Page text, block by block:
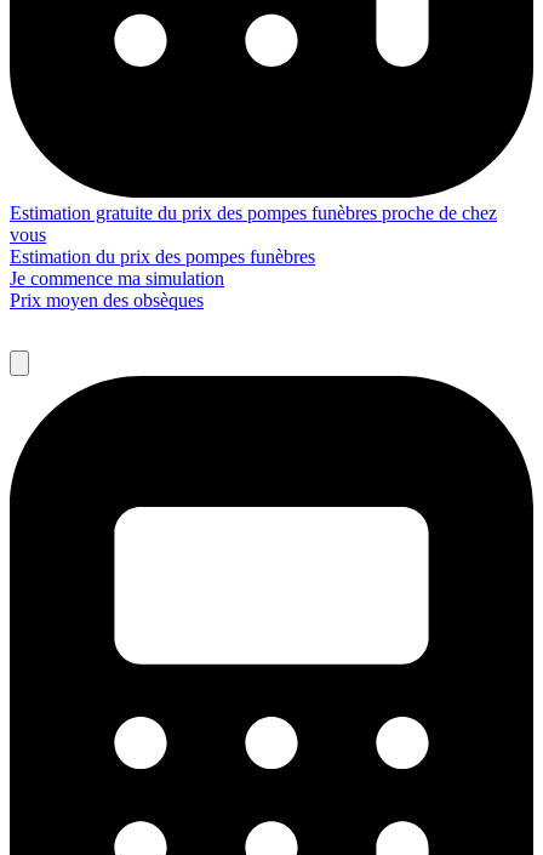
Estimation gratuite du prix des pompes funèbres proche de chez
vous
Estimation du prix des pompes funèbres
Je commence ma simulation
Prix moyen des obsèques